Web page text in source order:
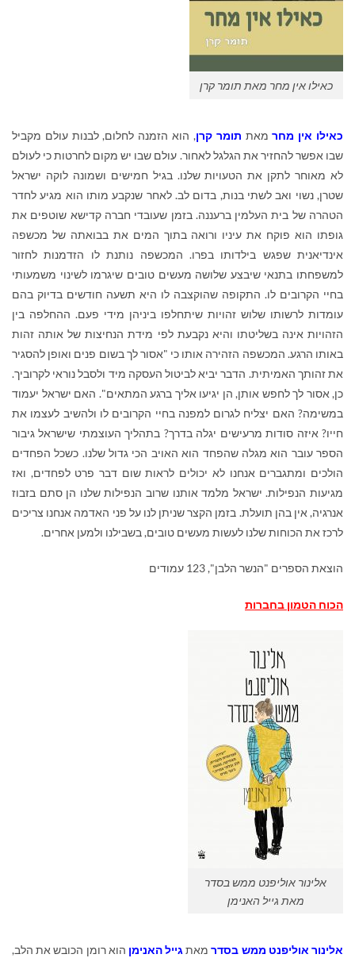
כאילו אין מחר מאת תומר קרן
כאילו אין מחרמאת תומר קרן, הוא הזמנה לחלום, לבנות עולם מקביל
שבו אפשר להחזיר את הגלגל לאחור. עולם שבו יש מקום לחרטות כי לעולם
לא מאוחר לתקן את הטעויות שלנו. בגיל חמישים ושמונה לוקה ישראל
שטרן, נשוי ואב לשתי בנות, בדום לב. לאחר שנקבע מותו הוא מגיע לחדר
הטהרה של בית העלמין ברעננה. בזמן שעובדי חברה קדישא שוטפים את
גופתו הוא פוקח את עיניו ורואה בתוך המים את בבואתה של מכשפה
אינדיאנית שפגש בילדותו בפרו. המכשפה נותנת לו הזדמנות לחזור
למשפחתו בתנאי שיבצע שלושה מעשים טובים שיגרמו לשינוי משמעותי
בחיי הקרובים לו. התקופה שהוקצבה לו היא תשעה חודשים בדיוק בהם
עומדות לרשותו שלוש זהויות שיתחלפו ביניהן מידי פעם. ההחלפה בין
הזהויות אינה בשליטתו והיא נקבעת לפי מידת הנחיצות של אותה זהות
באותו הרגע. המכשפה הזהירה אותו כי "אסור לך בשום פנים ואופן להסגיר
את זהותך האמיתית. הדבר יביא לביטול העסקה מיד ולסבל נוראי לקרוביך.
כן, אסור לך לחפש אותן, הן יגיעו אליך ברגע המתאים". האם ישראל יעמוד
במשימה? האם יצליח לגרום למפנה בחיי הקרובים לו ולהשיב לעצמו את
חייו? איזה סודות מרעישים יגלה בדרך? בתהליך העוצמתי שישראל גיבור
הספר עובר הוא מגלה שהפחד הוא האויב הכי גדול שלנו. כשכל הפחדים
הולכים ומתגברים אנחנו לא יכולים לראות שום דבר פרט לפחדים, ואז
מגיעות הנפילות. ישראל מלמד אותנו שרוב הנפילות שלנו הן סתם בזבוז
אנרגיה, אין בהן תועלת. בזמן הקצר שניתן לנו על פני האדמה אנחנו צריכים
לרכז את הכוחות שלנו לעשות מעשים טובים, בשבילנו ולמען אחרים.
הוצאת הספרים "הנשר הלבן", 123 עמודים
הכוח הטמון בחברות
אלינור אוליפנט ממש בסדר
מאת גייל האנימן
אלינור אוליפנט ממש בסדרמאתגייל האנימן הוא רומן הכובש את הלב,